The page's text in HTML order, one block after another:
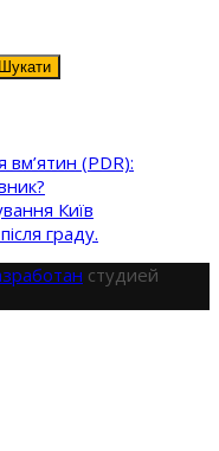
(PDR):
Київ
граду.
студией